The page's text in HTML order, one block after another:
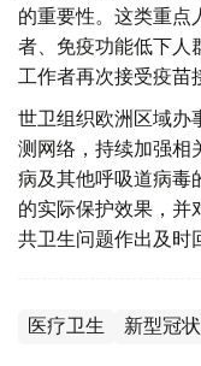
的重要性。这类重点
者、免疫功能低下人
工作者再次接受疫苗
世卫组织欧洲区域办
测网络，持续加强相
病及其他呼吸道病毒
的实际保护效果，并
共卫生问题作出及时
医疗卫生 新型冠